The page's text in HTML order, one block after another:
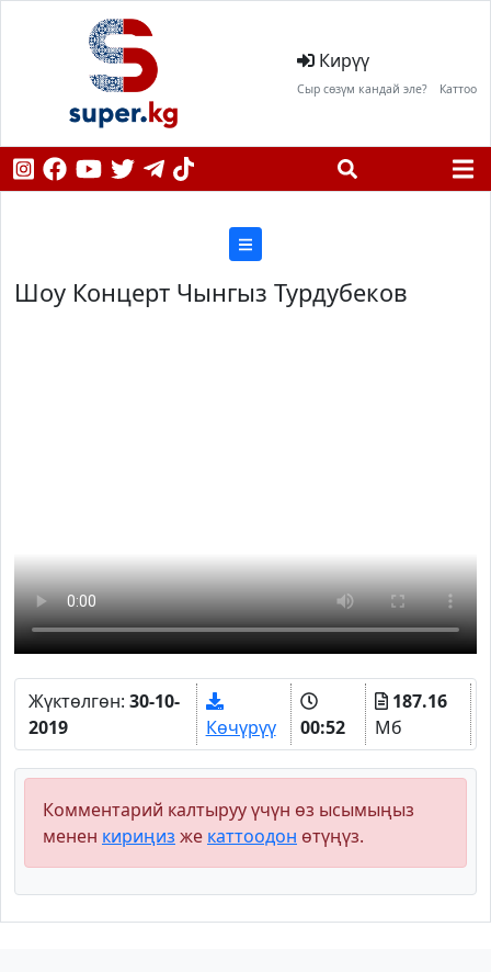
Кирүү
Сыр сөзүм кандай эле? Каттоо
Шоу Концерт Чынгыз Турдубеков
Жүктөлгөн: 30-10-
2019
Көчүрүү 00:52
187.16
Мб
Комментарий калтыруу үчүн өз ысымыңыз
менен кириңиз же каттоодон өтүңүз.